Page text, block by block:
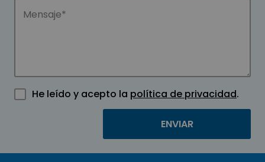
He leído y acepto la política de privacidad.